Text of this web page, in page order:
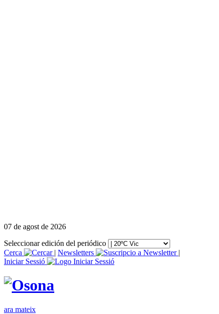
07 de agost de 2026
Seleccionar edición del periódico
Cerca
| Newsletters
|
Iniciar Sessió
ara mateix